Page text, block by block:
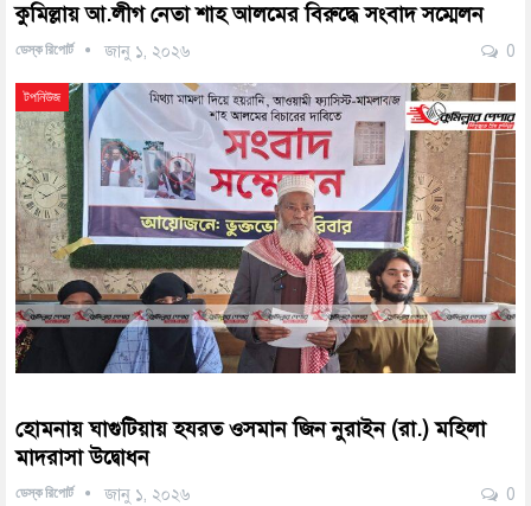
কুমিল্লায় আ.লীগ নেতা শাহ আলমের বিরুদ্ধে সংবাদ সম্মেলন
ডেস্ক রিপোর্ট জানু ১, ২০২৬ 0
টপনিউজ
হোমনায় ঘাগুটিয়ায় হযরত ওসমান জিন নুরাইন (রা.) মহিলা
মাদরাসা উদ্বোধন
ডেস্ক রিপোর্ট জানু ১, ২০২৬ 0